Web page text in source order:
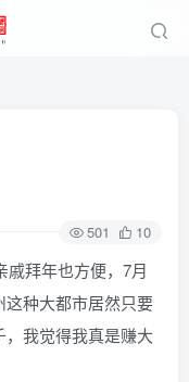
501 10
戚拜年也方便，7月
种大都市居然只要
我觉得我真是赚大